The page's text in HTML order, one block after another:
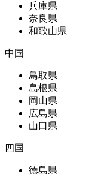
兵庫県
奈良県
和歌山県
中国
鳥取県
島根県
岡山県
広島県
山口県
四国
徳島県